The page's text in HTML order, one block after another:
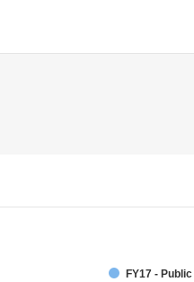
FY17 -